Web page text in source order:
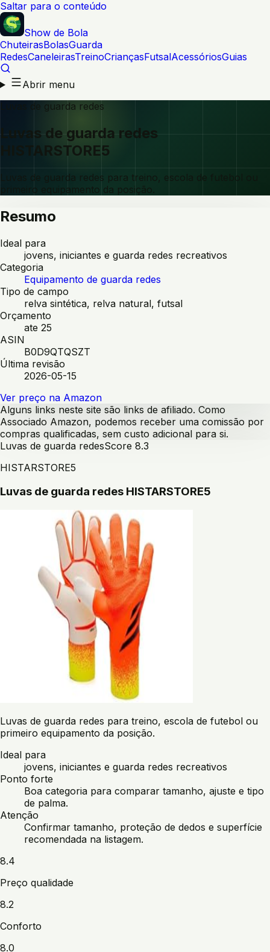
Saltar para o conteúdo
Show de Bola
ChuteirasBolasGuarda
RedesCaneleirasTreinoCriançasFutsalAcessóriosGuias
Abrir menu
Luvas de guarda redes
Luvas de guarda redes
HISTARSTORE5
Luvas de guarda redes para treino, escola de futebol ou
primeiro equipamento da posição.
Resumo
Ideal para
jovens, iniciantes e guarda redes recreativos
Categoria
Equipamento de guarda redes
Tipo de campo
relva sintética, relva natural, futsal
Orçamento
ate 25
ASIN
B0D9QTQSZT
Última revisão
2026-05-15
Ver preço na Amazon
Alguns links neste site são links de afiliado. Como
Associado Amazon, podemos receber uma comissão por
compras qualificadas, sem custo adicional para si.
Luvas de guarda redesScore 8.3
HISTARSTORE5
Luvas de guarda redes HISTARSTORE5
Luvas de guarda redes para treino, escola de futebol ou
primeiro equipamento da posição.
Ideal para
jovens, iniciantes e guarda redes recreativos
Ponto forte
Boa categoria para comparar tamanho, ajuste e tipo
de palma.
Atenção
Confirmar tamanho, proteção de dedos e superfície
recomendada na listagem.
8.4
Preço qualidade
8.2
Conforto
8.0